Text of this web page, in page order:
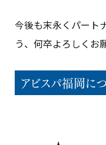
今後も末永くパート
う、何卒よろしくお
アビスパ福岡に